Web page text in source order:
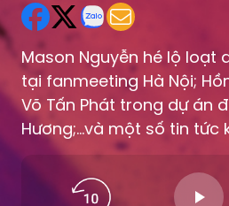
Mason Nguyễn hé lộ loạt
tại fanmeeting Hà Nội;
Võ Tấn Phát trong dự án
Hương;...và một số tin tức